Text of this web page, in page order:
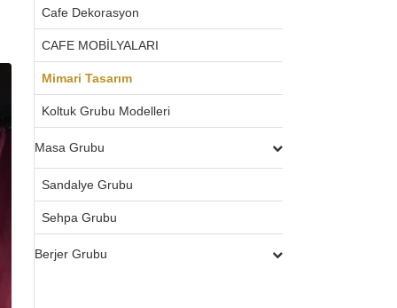
Cafe Dekorasyon
CAFE MOBİLYALARI
Mimari Tasarım
Koltuk Grubu Modelleri
Masa Grubu
Sandalye Grubu
Sehpa Grubu
Berjer Grubu